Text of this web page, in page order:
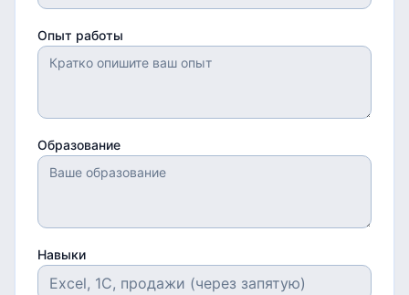
Опыт работы
Образование
Навыки